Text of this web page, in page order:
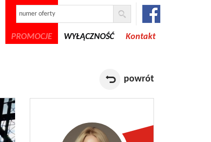
PROMOCJE WYŁĄCZNOŚĆ Kontakt
powrót